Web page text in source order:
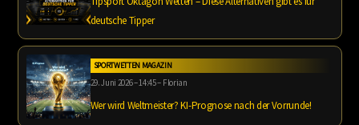
deutsche Tipper
SPORTWETTEN MAGAZIN
29. Juni 2026 – 14:45 – Florian
Wer wird Weltmeister? KI-Prognose nach der Vorrunde!